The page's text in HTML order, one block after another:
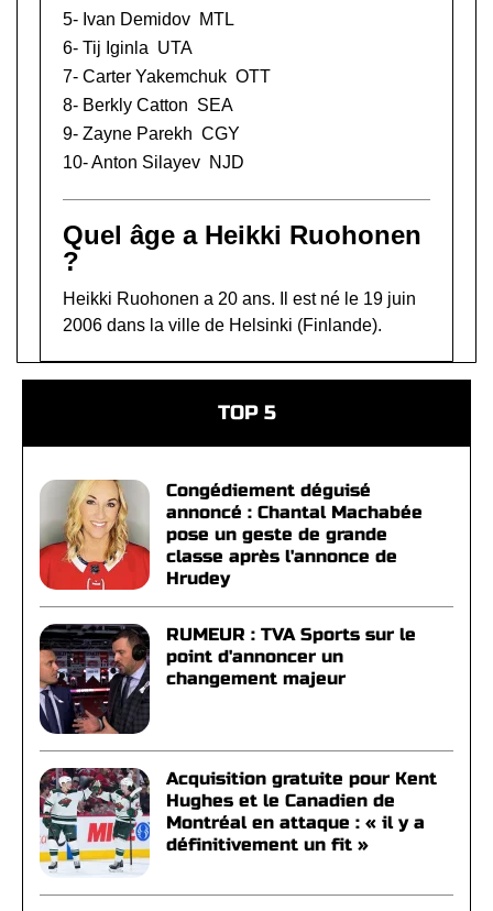
5- Ivan Demidov MTL
6- Tij Iginla UTA
7- Carter Yakemchuk OTT
8- Berkly Catton SEA
9- Zayne Parekh CGY
10-Anton Silayev NJD
Quel âge a Heikki Ruohonen
?
Heikki Ruohonen a 20 ans. Il est né le 19 juin
2006 dans la ville de Helsinki (Finlande).
TOP 5
Congédiement déguisé
annoncé : Chantal Machabée
pose un geste de grande
classe après l'annonce de
Hrudey
RUMEUR : TVA Sports sur le
point d'annoncer un
changement majeur
Acquisition gratuite pour Kent
Hughes et le Canadien de
Montréal en attaque : « il y a
définitivement un fit »